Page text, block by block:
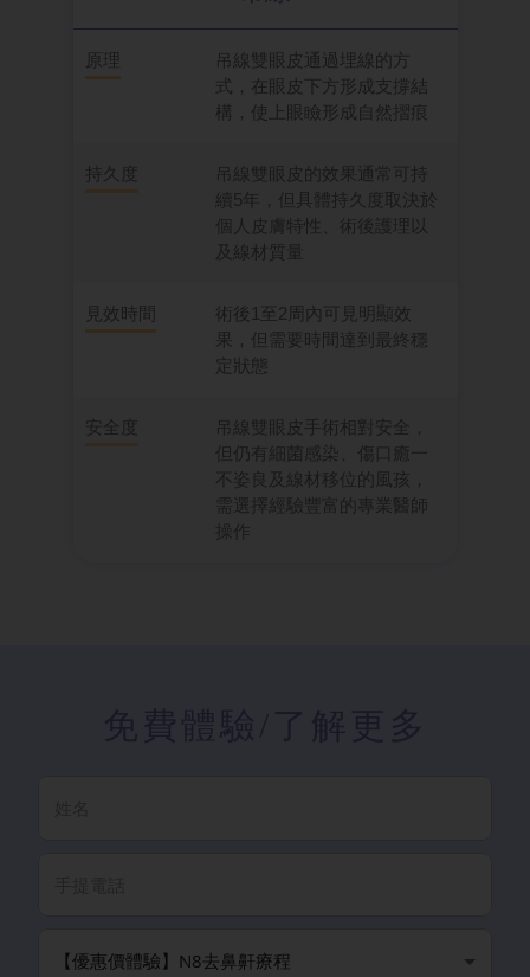
原理
吊線雙眼皮通過埋線的方
式，在眼皮下方形成支撐結
構，使上眼瞼形成自然摺痕
持久度
吊線雙眼皮的效果通常可持
續5年，但具體持久度取決於
個人皮膚特性、術後護理以
及線材質量
見效時間
術後1至2周內可見明顯效
果，但需要時間達到最終穩
定狀態
安全度
吊線雙眼皮手術相對安全，
但仍有細菌感染、傷口癒一
不姿良及線材移位的風孩，
需選擇經驗豐富的專業醫師
操作